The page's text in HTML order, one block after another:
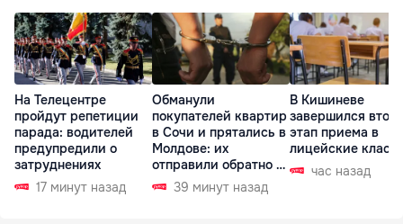
На Телецентре
пройдут репетиции
парада: водителей
предупредили о
затруднениях
17 минут назад
Обманули
покупателей квартир
в Сочи и прятались в
Молдове: их
отправили обратно в
РФ 39 минут назад
В Кишиневе
завершился
этап приема в
лицейские
час назад